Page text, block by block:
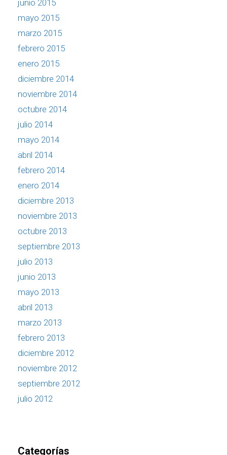
junio 2015
mayo 2015
marzo 2015
febrero 2015
enero 2015
diciembre 2014
noviembre 2014
octubre 2014
julio 2014
mayo 2014
abril 2014
febrero 2014
enero 2014
diciembre 2013
noviembre 2013
octubre 2013
septiembre 2013
julio 2013
junio 2013
mayo 2013
abril 2013
marzo 2013
febrero 2013
diciembre 2012
noviembre 2012
septiembre 2012
julio 2012
Categorías